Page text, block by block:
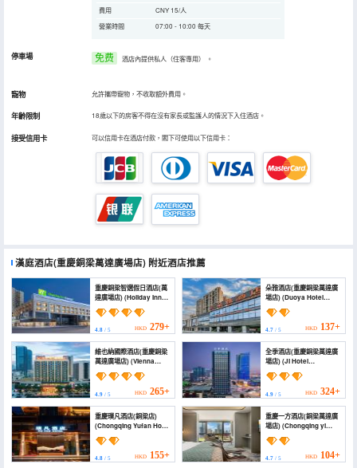
費用
CNY 15/人
營業時間
07:00 - 10:00 每天
停車場 免费 酒店內提供私人（住客專用） 。
寵物 允許攜帶寵物，不收取額外費用。
年齡限制 18歲以下的房客不得在沒有家長或監護人的情況下入住酒店。
接受信用卡 可以信用卡在酒店付款，閣下可使用以下信用卡：
漢庭酒店(重慶銅梁萬達廣場店) 附近酒店推薦
重慶銅梁智選假日酒店(萬
達廣場店) (Holiday Inn
Express Chongqing
Tongliang (Chongqing
Tongliang Wanda
Plaza))
4.8 / 5 HKD 279+
朵雅酒店(重慶銅梁萬達廣
場店) (Duoya Hotel
Chongqing Tongliang
Wanda plaza branch)
4.7/ 5 HKD 137+
維也納國際酒店(重慶銅梁
萬達廣場店) (VIenna
International Hotel
(chongqing tongliang
wanda plaza store))
4.9 / 5 HKD 265+
全季酒店(重慶銅梁萬達廣
場店) (JI Hotel
(Chongqing Tongliang
Wanda Plaza))
4.9/ 5 HKD 324+
重慶璞凡酒店(銅梁店)
(Chongqing Yufan Hotel
(Tongliang Branch))
4.8 / 5 HKD 155+
重慶一方酒店(銅梁萬達廣
場店) (Chongqing yi
fang hotel)
4.7/ 5 HKD 104+